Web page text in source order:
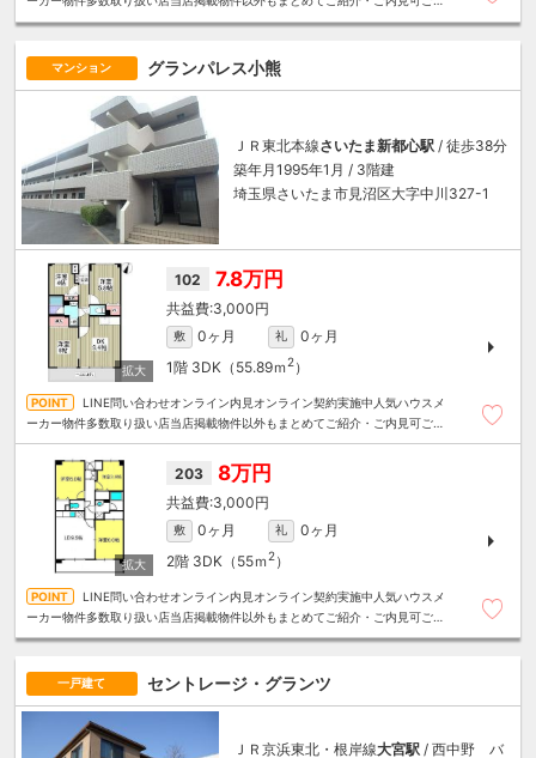
マンション グランパレス小熊
ＪＲ東北本線さいたま新都心駅 / 徒歩38分
築年月1995年1月 / 3階建
埼玉県さいたま市見沼区大字中川327-1
102 7.8万円
3,000円
敷 0ヶ月 礼
0ヶ月
1階 3DK（55.89ｍ 2）
LINE問い合わせオンライン内見オンライン契約実施中人気ハウスメ
ーカー物件多数取り扱い店当店掲載物件以外もまとめてご紹介・ご内見可ご予
203 8万円
3,000円
敷 0ヶ月 礼
0ヶ月
2階 3DK（55ｍ 2）
LINE問い合わせオンライン内見オンライン契約実施中人気ハウスメ
ーカー物件多数取り扱い店当店掲載物件以外もまとめてご紹介・ご内見可ご予
一戸建て セントレージ・グランツ
ＪＲ京浜東北・根岸線大宮駅 / 西中野 バ